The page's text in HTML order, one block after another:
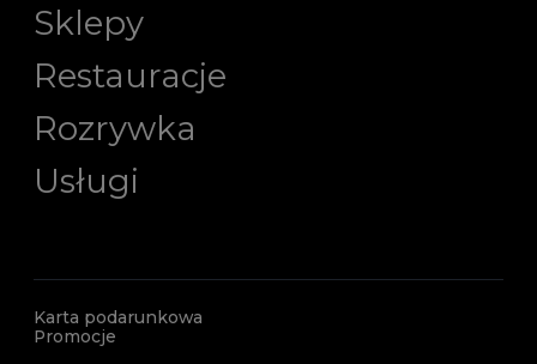
Sklepy
Restauracje
Rozrywka
Usługi
Karta podarunkowa
Promocje